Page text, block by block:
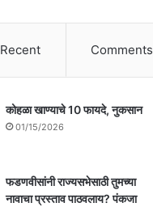
Recent Comments
कोहळा खाण्याचे 10 फायदे, नुकसान
01/15/2026
फडणवीसांनी राज्यसभेसाठी तुमच्या
नावाचा प्रस्ताव पाठवलाय? पंकजा